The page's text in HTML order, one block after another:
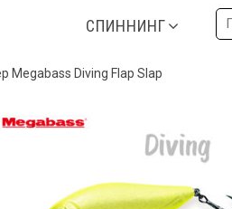
СПИННИНГ
Megabass Diving Flap Slap